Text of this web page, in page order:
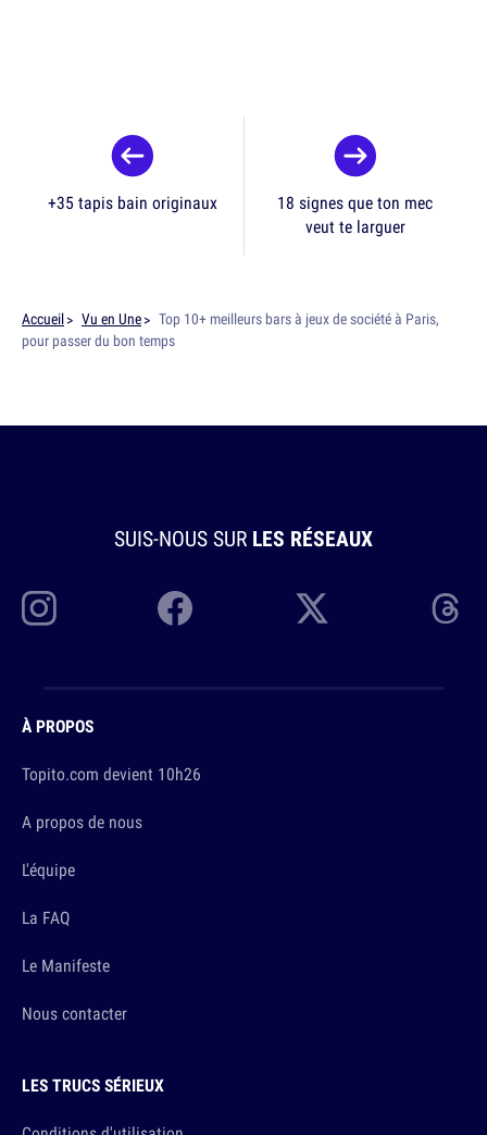
+35 tapis bain originaux
18 signes que ton mec
veut te larguer
Accueil Vu en Une
Top 10+ meilleurs bars à jeux de société à Paris,
pour passer du bon temps
SUIS-NOUS SUR LES RÉSEAUX
À PROPOS
Topito.com devient 10h26
A propos de nous
L'équipe
La FAQ
Le Manifeste
Nous contacter
LES TRUCS SÉRIEUX